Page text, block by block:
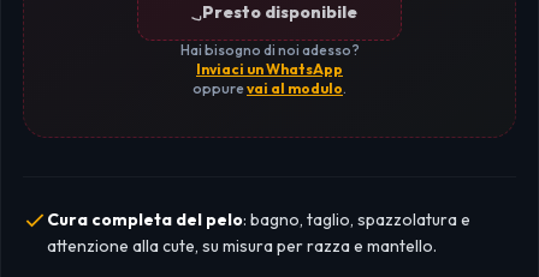
Presto disponibile
Hai bisogno di noi adesso?
Inviaci un WhatsApp
oppurevai al modulo.
Cura completa del pelo: bagno, taglio, spazzolatura e
attenzione alla cute, su misura per razza e mantello.